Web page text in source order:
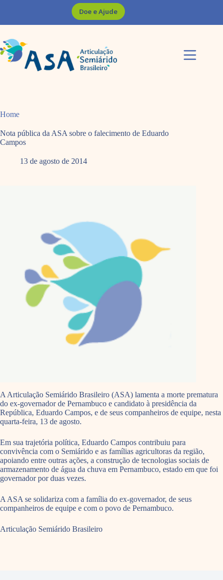
Doe e Ajude
Home
Nota pública da ASA sobre o falecimento de Eduardo
Campos
13 de agosto de 2014
A Articulação Semiárido Brasileiro (ASA) lamenta a morte prematura
do ex-governador de Pernambuco e candidato à presidência da
República, Eduardo Campos, e de seus companheiros de equipe, nesta
quarta-feira, 13 de agosto.
Em sua trajetória política, Eduardo Campos contribuiu para
convivência com o Semiárido e as famílias agricultoras da região,
apoiando entre outras ações, a construção de tecnologias sociais de
armazenamento de água da chuva em Pernambuco, estado em que foi
governador por duas vezes.
A ASA se solidariza com a família do ex-governador, de seus
companheiros de equipe e com o povo de Pernambuco.
Articulação Semiárido Brasileiro